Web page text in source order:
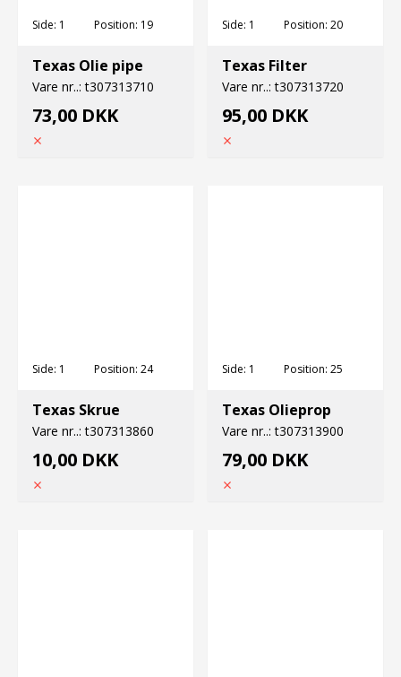
Side: 1 Position: 19
Texas Olie pipe
Vare nr..: t307313710
73,00 DKK
Side: 1 Position: 20
Texas Filter
Vare nr..: t307313720
95,00 DKK
Side: 1 Position: 24
Texas Skrue
Vare nr..: t307313860
10,00 DKK
Side: 1 Position: 25
Texas Olieprop
Vare nr..: t307313900
79,00 DKK